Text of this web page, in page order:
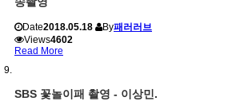
Date2018.05.18 By패러러브
Views4602
Read More
SBS 꽃놀이패 촬영 - 이상민.